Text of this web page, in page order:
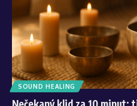
SOUND HEALING